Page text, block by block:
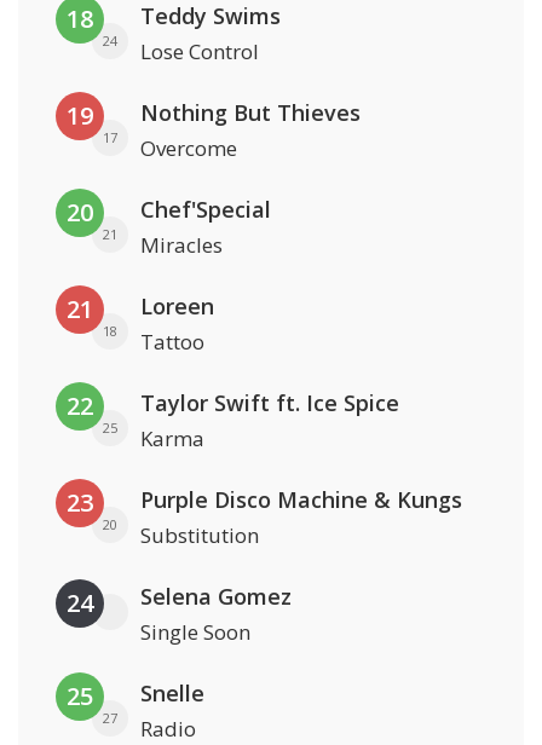
18
24
Teddy Swims
Lose Control
19
17
Nothing But Thieves
Overcome
20
21
Chef'Special
Miracles
21
18
Loreen
Tattoo
22
25
Taylor Swift ft. Ice Spice
Karma
23
20
Purple Disco Machine & Kungs
Substitution
24 Selena Gomez
Single Soon
25
27
Snelle
Radio